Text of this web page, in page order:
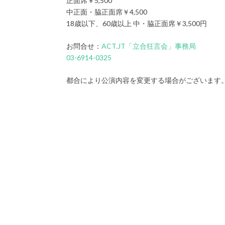
中正面・脇正面席￥4,500
18歳以下、60歳以上 中・脇正面席￥3,500円
お問合せ： ACT.JT「立合狂言会」事務局
03-6914-0325
都合により公演内容を変更する場合がございます